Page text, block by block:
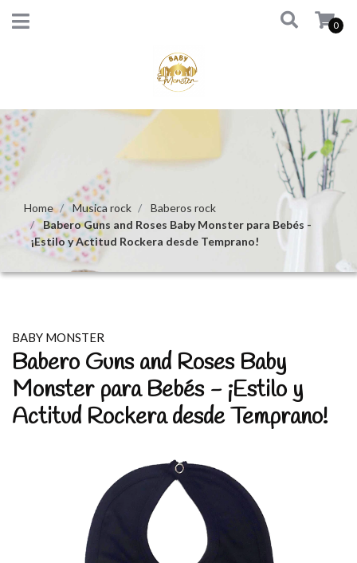
0
Home Musica rock
Baberos rock
Babero Guns and Roses Baby Monster para Bebés -
¡Estilo y Actitud Rockera desde Temprano!
BABY MONSTER
Babero Guns and Roses Baby
Monster para Bebés - ¡Estilo y
Actitud Rockera desde Temprano!